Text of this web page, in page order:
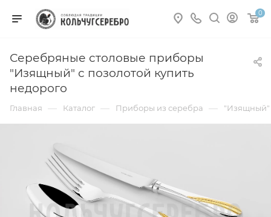
0
Серебряные столовые приборы
"Изящный" с позолотой купить
недорого
Главная — Каталог — Приборы из серебра — "Изящный"